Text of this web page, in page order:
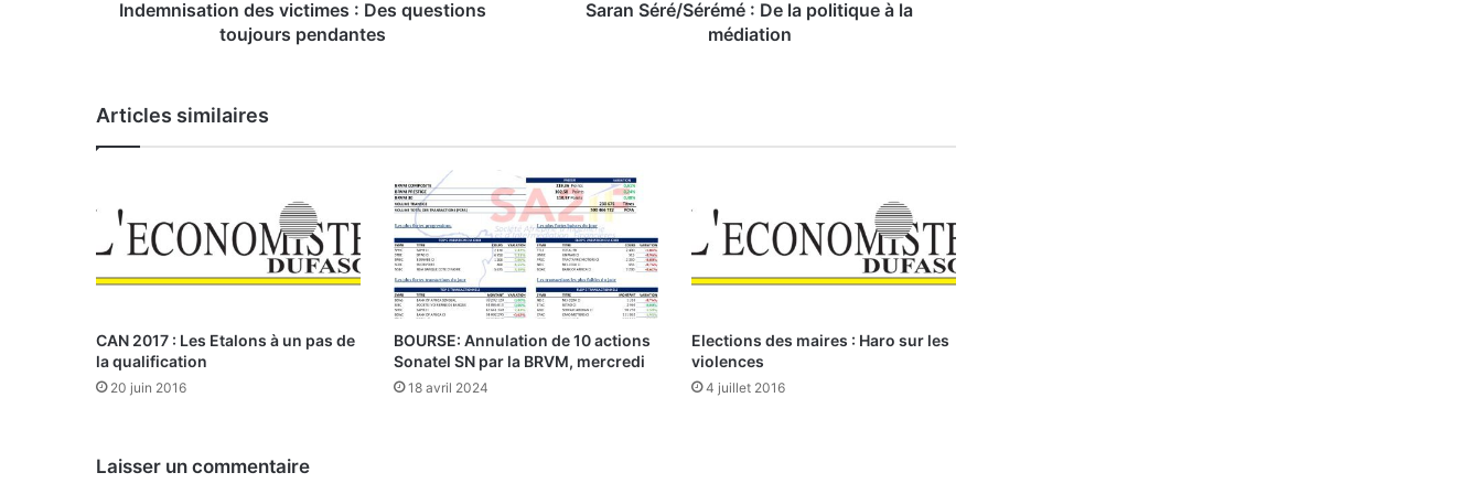
e
s
c
m
s
:
q
Indemnisation des victimes : Des questions
toujours pendantes
é
D
e
l
a
p
l
Saran Séré/Sérémé : De la politique à la
médiation
Articles similaires
CAN 2017 : Les Etalons à un pas de
la qualification
20 juin 2016
BOURSE: Annulation de 10 actions
Sonatel SN par la BRVM, mercredi
18 avril 2024
Elections des maires : Haro sur les
violences
4 juillet 2016
Laisser un commentaire